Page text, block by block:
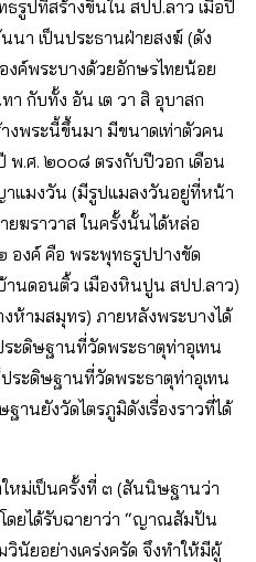
ธรูปที่สร้างขึ้นใน สปป.ลาว เมื่อปี
นา เป็นประธานฝ่ายสงฆ์ (ดัง
งค์พระบางด้วยอักษรไทยน้อย
า กับทั้ง อัน เต วา สิ อุบาสก
งพระนี้ขึ้นมา มีขนาดเท่าตัวคน
พ.ศ. ๒๐๐๘ ตรงกับปีวอก เดือน
แมงวัน (มีรูปแมลงวันอยู่ที่หน้า
ยฆราวาส ในครั้งนั้นได้หล่อ
องค์ คือ พระพุทธรูปปางขัด
นดอนติ้ว เมืองหินปูน สปป.ลาว)
ห้ามสมุทร) ภายหลังพระบางได้
ะดิษฐานที่วัดพระธาตุท่าอุเทน
ะดิษฐานที่วัดพระธาตุท่าอุเทน
านยังวัดไตรภูมิดังเรื่องราวที่ได้
หม่เป็นครั้งที่ ๓ (สันนิษฐานว่า
ดยได้รับฉายาว่า “ญาณสัมปัน
นัยอย่างเคร่งครัด จึงทําให้มีผู้